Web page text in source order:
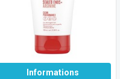
Informations